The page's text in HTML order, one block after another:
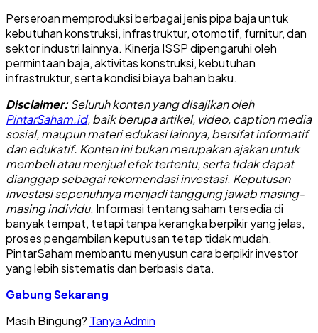
Perseroan memproduksi berbagai jenis pipa baja untuk
kebutuhan konstruksi, infrastruktur, otomotif, furnitur, dan
sektor industri lainnya. Kinerja ISSP dipengaruhi oleh
permintaan baja, aktivitas konstruksi, kebutuhan
infrastruktur, serta kondisi biaya bahan baku.
Disclaimer:Seluruh konten yang disajikan oleh
PintarSaham.id, baik berupa artikel, video, caption media
sosial, maupun materi edukasi lainnya, bersifat informatif
dan edukatif. Konten ini bukan merupakan ajakan untuk
membeli atau menjual efek tertentu, serta tidak dapat
dianggap sebagai rekomendasi investasi. Keputusan
investasi sepenuhnya menjadi tanggung jawab masing-
masing individu. Informasi tentang saham tersedia di
banyak tempat, tetapi tanpa kerangka berpikir yang jelas,
proses pengambilan keputusan tetap tidak mudah.
PintarSaham membantu menyusun cara berpikir investor
yang lebih sistematis dan berbasis data.
Gabung Sekarang
Masih Bingung? Tanya Admin